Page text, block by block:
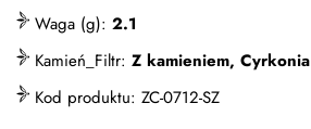
Waga (g): 2.1
Kamień_Filtr: Z kamieniem, Cyrkonia
Kod produktu: ZC-0712-SZ